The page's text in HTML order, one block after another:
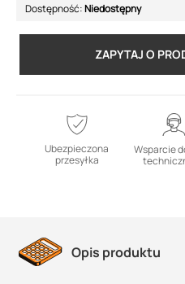
Dostępność:Niedostępny
ZAPYTAJ O
Ubezpieczona
przesyłka
Wsparcie
Opis produktu